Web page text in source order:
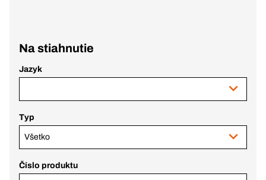
Na stiahnutie
Jazyk
Typ
Všetko
Číslo produktu